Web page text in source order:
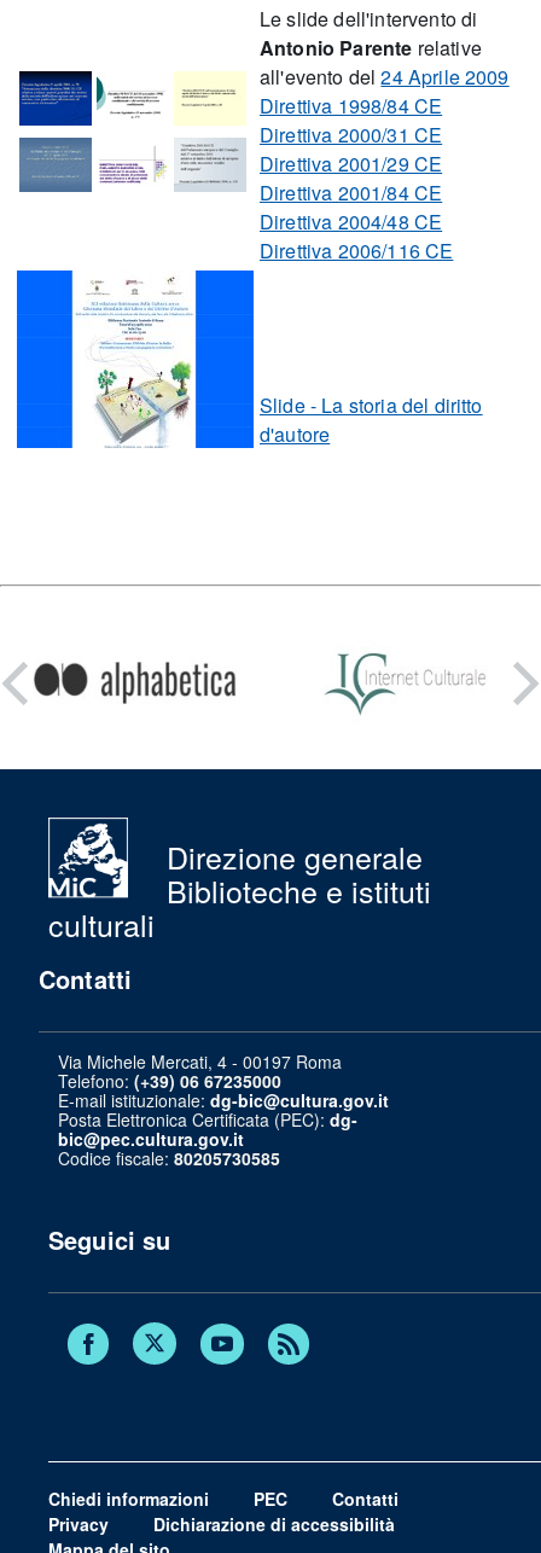
Le slide dell'intervento di
Antonio Parente relative
all'evento del24 Aprile 2009
Direttiva 1998/84 CE
Direttiva 2000/31 CE
Direttiva 2001/29 CE
Direttiva 2001/84 CE
Direttiva 2004/48 CE
Direttiva 2006/116 CE
Slide - La storia del diritto
d'autore
su:
Direzione generale
Biblioteche e istituti
culturali
Contatti
Via Michele Mercati, 4 - 00197 Roma
Telefono: (+39) 06 67235000
E-mail istituzionale: dg-bic@cultura.gov.it
Posta Elettronica Certificata (PEC): dg-
bic@pec.cultura.gov.it
Codice fiscale: 80205730585
Seguici su
Facebook Twitter Youtube
Chiedi informazioni PEC
Contatti
Privacy
Dichiarazione di accessibilità